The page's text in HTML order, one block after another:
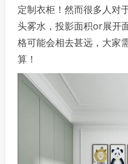
定制衣柜！然而很多人对
头雾水，投影面积or展开
格可能会相去甚远，大家
算！